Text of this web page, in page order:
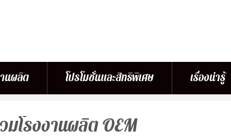
นผลิต โปรโมชั่นและสิทธิพิเศษ เรื่องน่ารู้
มโรงงานผลิต OEM